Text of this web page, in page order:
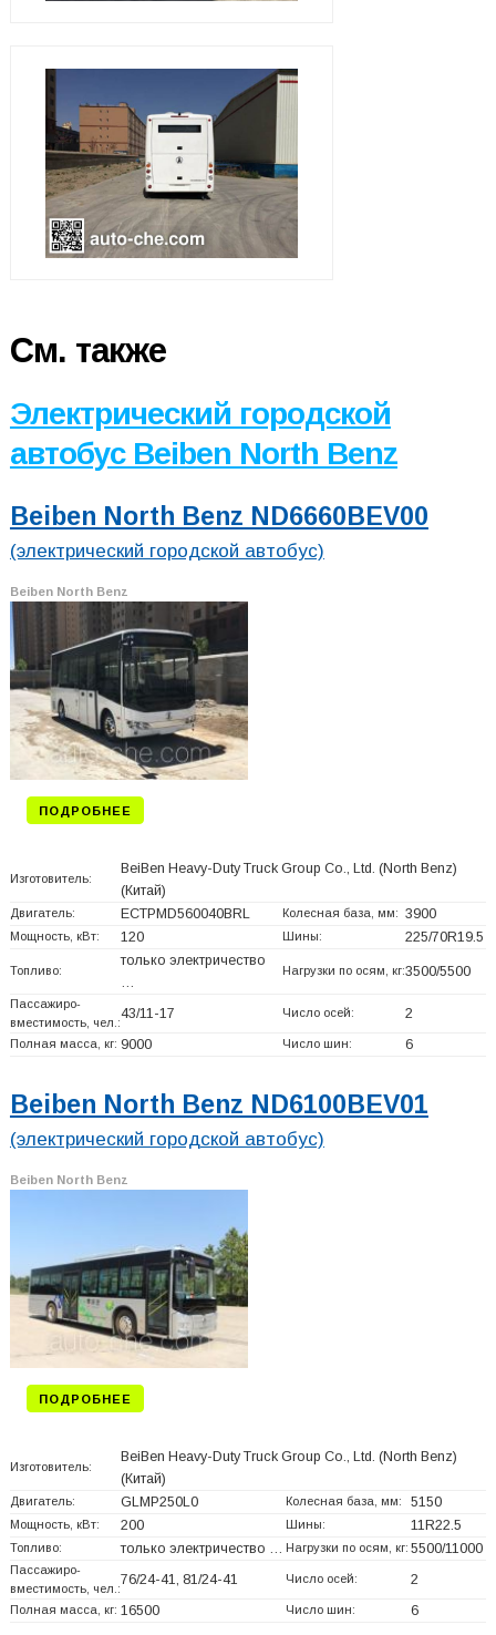
См. также
Электрический городской
автобус Beiben North Benz
Beiben North Benz ND6660BEV00
(электрический городской автобус)
Beiben North Benz
ПОДРОБНЕЕ
Изготовитель:
BeiBen Heavy-Duty Truck Group Co., Ltd. (North Benz)
(Китай)
Двигатель: ECTPMD560040BRL Колесная база, мм: 3900
Мощность, кВт: 120 Шины: 225/70R19.5
Топливо:
только электричество
…
Нагрузки по осям, кг:3500/5500
Пассажиро-
вместимость, чел.:
43/11-17 Число осей: 2
Полная масса, кг: 9000 Число шин: 6
Beiben North Benz ND6100BEV01
(электрический городской автобус)
Beiben North Benz
ПОДРОБНЕЕ
Изготовитель:
BeiBen Heavy-Duty Truck Group Co., Ltd. (North Benz)
(Китай)
Двигатель: GLMP250L0 Колесная база, мм: 5150
Мощность, кВт: 200 Шины: 11R22.5
Топливо: только электричество … Нагрузки по осям, кг: 5500/11000
Пассажиро-
вместимость, чел.:
76/24-41, 81/24-41 Число осей: 2
Полная масса, кг: 16500 Число шин: 6